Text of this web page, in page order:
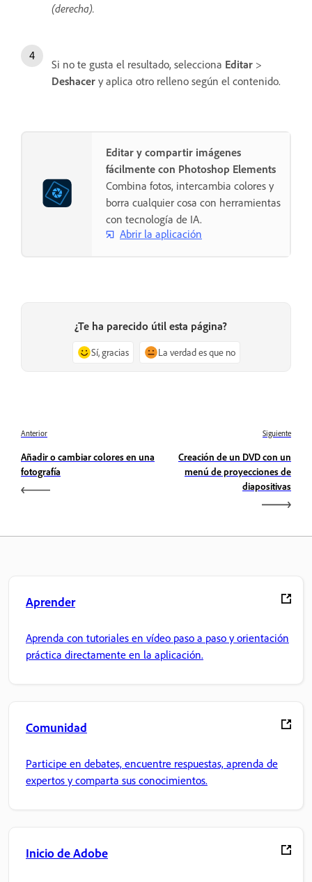
(derecha).
Si no te gusta el resultado, selecciona Editar >
Deshacer y aplica otro relleno según el contenido.
Editar y compartir imágenes
fácilmente con Photoshop Elements
Combina fotos, intercambia colores y
borra cualquier cosa con herramientas
con tecnología de IA.
Abrir la aplicación
¿Te ha parecido útil esta página?
Sí, gracias La verdad es que no
Anterior
Añadir o cambiar colores en una
fotografía
Siguiente
Creación de un DVD con un
menú de proyecciones de
diapositivas
Aprender
Aprenda con tutoriales en vídeo paso a paso y orientación
práctica directamente en la aplicación.
Comunidad
Participe en debates, encuentre respuestas, aprenda de
expertos y comparta sus conocimientos.
Inicio de Adobe